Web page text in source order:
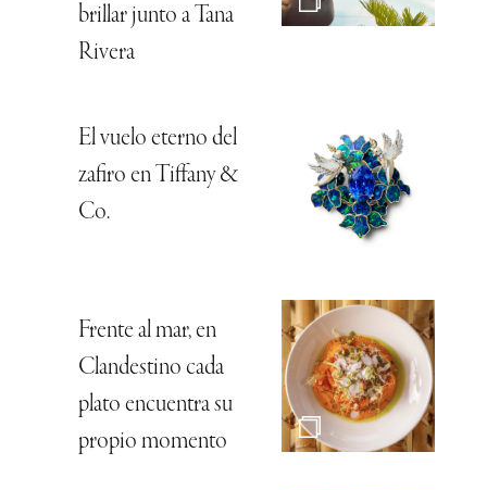
brillar junto a Tana
Rivera
El vuelo eterno del
zafiro en Tiffany &
Co.
Frente al mar, en
Clandestino cada
plato encuentra su
propio momento